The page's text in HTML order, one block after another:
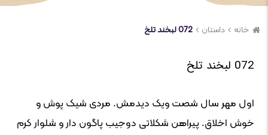
خانه داستان 072 لبخند تلخ
072 لبخند تلخ
اول مهر سال شصت ویک دیدمش. مردی شیک پوش و
خوش اخلاق. پیراهن شکلاتی دوجیب پاگون دار و شلوار کرم